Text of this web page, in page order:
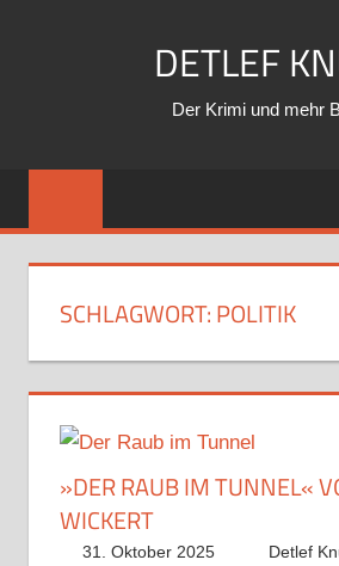
DETLEF
Der Krimi und mehr
SCHLAGWORT:POLITIK
»DER RAUB IM TUNNEL«
WICKERT
31. Oktober 2025 Detlef